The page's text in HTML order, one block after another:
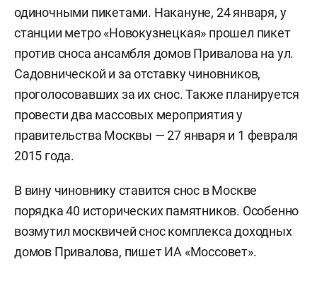
одиночными пикетами. Накануне, 24 января, у
станции метро «Новокузнецкая» прошел пикет
против сноса ансамбля домов Привалова на ул.
Садовнической и за отставку чиновников,
проголосовавших за их снос. Также планируется
провести два массовых мероприятия у
правительства Москвы — 27 января и 1 февраля
2015 года.
В вину чиновнику ставится снос в Москве
порядка 40 исторических памятников. Особенно
возмутил москвичей снос комплекса доходных
домов Привалова, пишет ИА «Моссовет».